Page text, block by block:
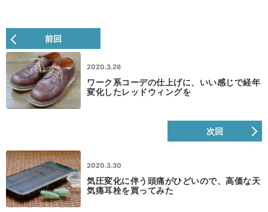
前回
2020.3.26
ワーク系コーデの仕上げに、いい感じで経年
変化したレッドウィングを
次回
2020.3.30
気圧変化に伴う頭痛がひどいので、高価な天
気痛耳栓を買ってみた